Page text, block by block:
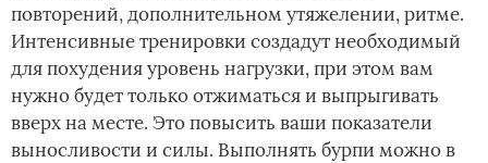
повторений, дополнительном утяжелении, ритме.
Интенсивные тренировки создадут необходимый
для похудения уровень нагрузки, при этом вам
нужно будет только отжиматься и выпрыгивать
вверх на месте. Это повысить ваши показатели
выносливости и силы. Выполнять бурпи можно в